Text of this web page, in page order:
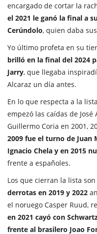
encargado de cortar la
el 2021 le ganó la final a
Cerúndolo, quien daba
Yo último profeta en su
brilló en la final del 2024
Jarry, que llegaba
Alcaraz un día antes.
En lo que respecta a la
empezó las caídas de
Guillermo Coria en 2001,
2009 fue el turno de Juan
Ignacio Chela y en 2015
frente a españoles.
Los que cierran la lista son
derrotas en 2019 y 2022
el noruego Casper Ruud,
en 2021 cayó con
frente al brasilero Joao